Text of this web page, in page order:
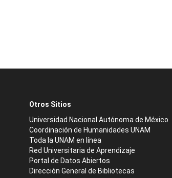
Otros Sitios
Universidad Nacional Autónoma de México
Coordinación de Humanidades UNAM
Toda la UNAM en línea
Red Universitaria de Aprendizaje
Portal de Datos Abiertos
Dirección General de Bibliotecas